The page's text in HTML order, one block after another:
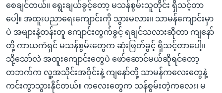
စေချင်တယ်။ ရွေးချယ်ခွင့်တော့ မသန်စွမ်းသူတိုင်း ရှိသင့်တာ
ပေါ့။ အထူးပညာရေးကျောင်းကို သွားမလား။ သာမန်ကျောင်းမှာ
ပဲ အများနဲ့တန်းတူ ကျောင်းတွက်ခွင့် ရချင်သလားဆိုတာ ကျနော်
တို့ ကာယကံရှင် မသန်စွမ်းတွေက ဆုံးဖြတ်ခွင့် ရှိသင့်တာပေါ့။
သို့သော်လဲ အထူးကျောင်းတွေပဲ ဖော်ဆောင်မယ်ဆိုရင်တော့
တဘက်က လူ့အသိုင်းအဝိုင်းနဲ့ ကျနော်တို့ သာမန်ကလေးတွေနဲ့
ကင်းကွာသွားနိုင်တယ်။ ကလေးတွေက သန်စွမ်းတဲ့ကလေး၊ မ